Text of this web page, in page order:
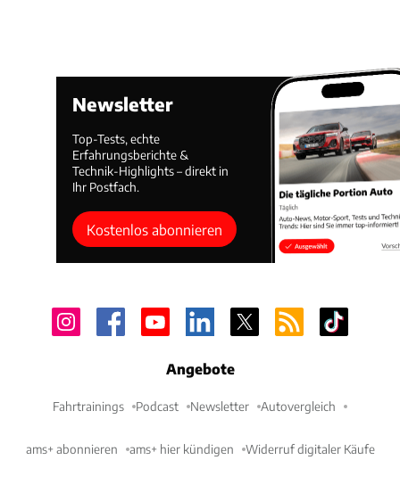
Newsletter
Top-Tests, echte
Erfahrungsberichte &
Technik-Highlights – direkt in
Ihr Postfach.
Kostenlos abonnieren
Angebote
Fahrtrainings Podcast Newsletter Autovergleich
ams+ abonnieren ams+ hier kündigen Widerruf digitaler Käufe